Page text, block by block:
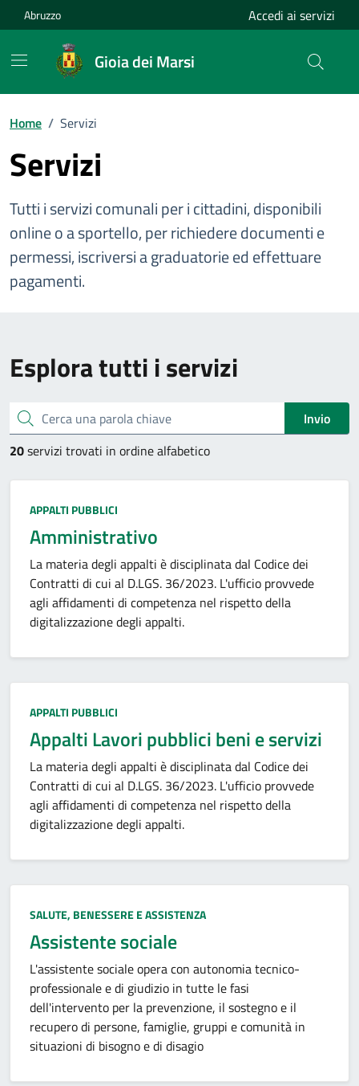
Vai ai contenuti
Vai al footer
Abruzzo Accedi ai servizi
Gioia dei Marsi
Home / Servizi
Servizi
Tutti i servizi comunali per i cittadini, disponibili
online o a sportello, per richiedere documenti e
permessi, iscriversi a graduatorie ed effettuare
pagamenti.
Esplora tutti i servizi
Cerca una parola chiave
Invio
20servizi trovati in ordine alfabetico
Categoria:
APPALTI PUBBLICI
Amministrativo
La materia degli appalti è disciplinata dal Codice dei
Contratti di cui al D.LGS. 36/2023. L'ufficio provvede
agli affidamenti di competenza nel rispetto della
digitalizzazione degli appalti.
Categoria:
APPALTI PUBBLICI
Appalti Lavori pubblici beni e servizi
La materia degli appalti è disciplinata dal Codice dei
Contratti di cui al D.LGS. 36/2023. L'ufficio provvede
agli affidamenti di competenza nel rispetto della
digitalizzazione degli appalti.
Categoria:
SALUTE, BENESSERE E ASSISTENZA
Assistente sociale
L'assistente sociale opera con autonomia tecnico-
professionale e di giudizio in tutte le fasi
dell'intervento per la prevenzione, il sostegno e il
recupero di persone, famiglie, gruppi e comunità in
situazioni di bisogno e di disagio